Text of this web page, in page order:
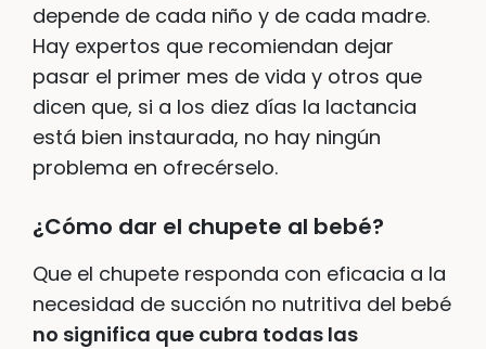
depende de cada niño y de cada madre.
Hay expertos que recomiendan dejar
pasar el primer mes de vida y otros que
dicen que, si a los diez días la lactancia
está bien instaurada, no hay ningún
problema en ofrecérselo.
¿Cómo dar el chupete al bebé?
Que el chupete responda con eficacia a la
necesidad de succión no nutritiva del bebé
no significa que cubra todas las